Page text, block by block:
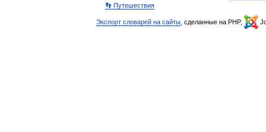
👣 Путешествия
Экспорт словарей на сайты , сделанные на PHP,